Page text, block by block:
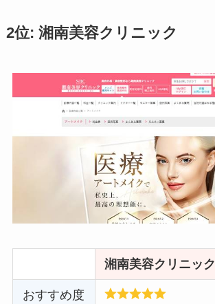
2位: 湘南美容クリニック
湘南美容クリニック
おすすめ度